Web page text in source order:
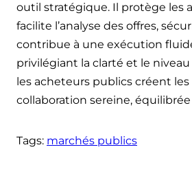
outil stratégique. Il protège les
facilite l’analyse des offres,
contribue à une exécution
privilégiant la clarté et le
les acheteurs publics créent
collaboration sereine,
Tags: marchés publics